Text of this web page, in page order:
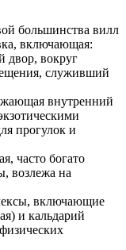
большинства вилл
включающая:
двор, вокруг
служивший
внутренний
прогулок и
часто богато
возлежа на
включающие
и кальдарий